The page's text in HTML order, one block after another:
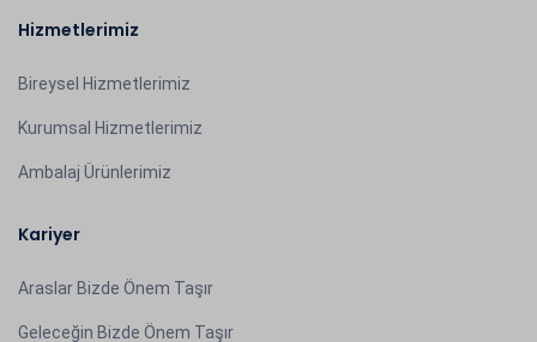
Hizmetlerimiz
Bireysel Hizmetlerimiz
Kurumsal Hizmetlerimiz
Ambalaj Ürünlerimiz
Kariyer
Araslar Bizde Önem Taşır
Geleceğin Bizde Önem Taşır